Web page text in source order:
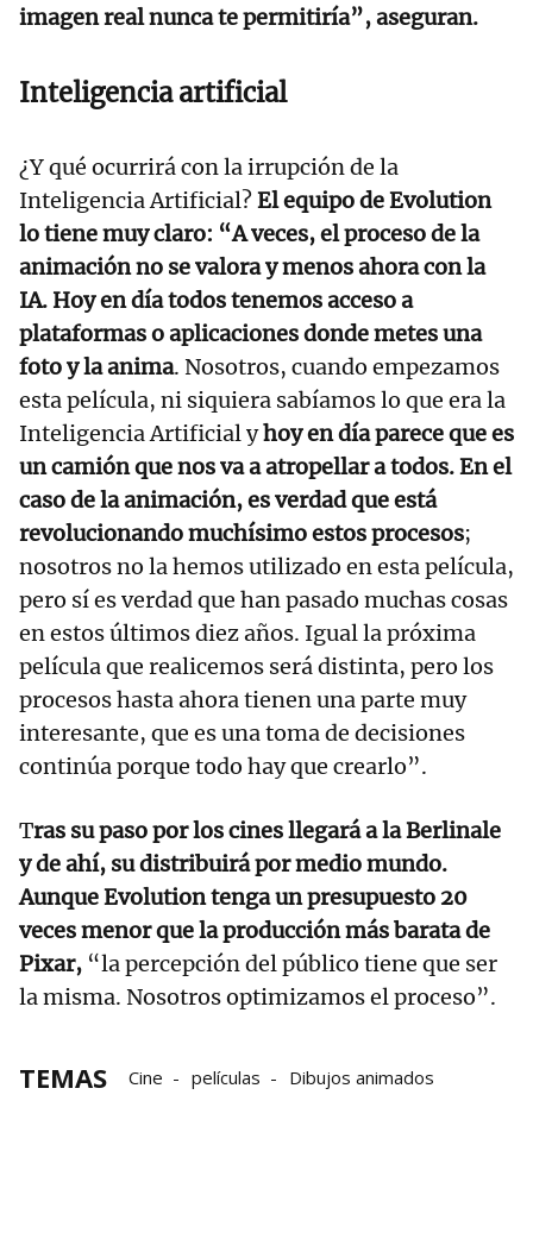
imagen real nunca te permitiría”, aseguran.
Inteligencia artificial
¿Y qué ocurrirá con la irrupción de la
Inteligencia Artificial?El equipo de Evolution
lo tiene muy claro: “A veces, el proceso de la
animación no se valora y menos ahora con la
IA. Hoy en día todos tenemos acceso a
plataformas o aplicaciones donde metes una
foto y la anima. Nosotros, cuando empezamos
esta película, ni siquiera sabíamos lo que era la
Inteligencia Artificial yhoy en día parece que es
un camión que nos va a atropellar a todos. En el
caso de la animación, es verdad que está
revolucionando muchísimo estos procesos;
nosotros no la hemos utilizado en esta película,
pero sí es verdad que han pasado muchas cosas
en estos últimos diez años. Igual la próxima
película que realicemos será distinta, pero los
procesos hasta ahora tienen una parte muy
interesante, que es una toma de decisiones
continúa porque todo hay que crearlo”.
Tras su paso por los cines llegará a la Berlinale
y de ahí, su distribuirá por medio mundo.
Aunque Evolution tenga un presupuesto 20
veces menor que la producción más barata de
Pixar, “la percepción del público tiene que ser
la misma. Nosotros optimizamos el proceso”.
TEMAS Cine películas Dibujos animados